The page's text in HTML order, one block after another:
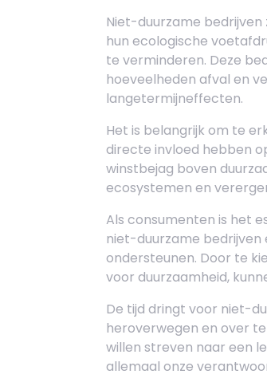
Niet-duurzame
hun ecologische
te verminderen. Deze
hoeveelheden afval en
langetermijneffecten.
Het is belangrijk om te
directe invloed hebben
winstbejag boven
ecosystemen en
Als consumenten is het
niet-duurzame
ondersteunen. Door te
voor duurzaamheid,
De tijd dringt voor niet-
heroverwegen en over
willen streven naar een
allemaal onze